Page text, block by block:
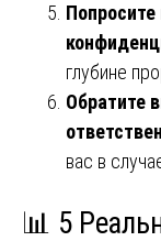
глубине
Обратите
вас в
📊 5